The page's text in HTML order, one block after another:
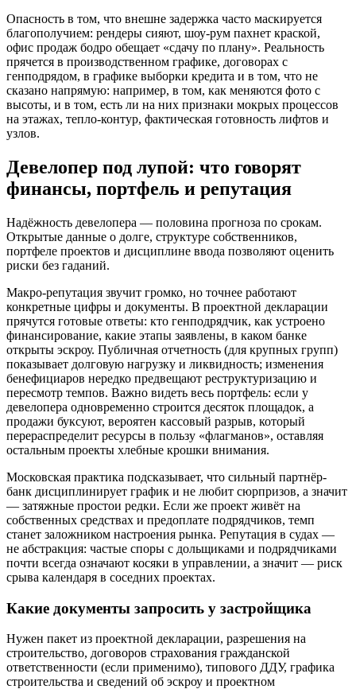
Опасность в том, что внешне задержка часто маскируется
благополучием: рендеры сияют, шоу-рум пахнет краской,
офис продаж бодро обещает «сдачу по плану». Реальность
прячется в производственном графике, договорах с
генподрядом, в графике выборки кредита и в том, что не
сказано напрямую: например, в том, как меняются фото с
высоты, и в том, есть ли на них признаки мокрых процессов
на этажах, тепло-контур, фактическая готовность лифтов и
узлов.
Девелопер под лупой: что говорят
финансы, портфель и репутация
Надёжность девелопера — половина прогноза по срокам.
Открытые данные о долге, структуре собственников,
портфеле проектов и дисциплине ввода позволяют оценить
риски без гаданий.
Макро-репутация звучит громко, но точнее работают
конкретные цифры и документы. В проектной декларации
прячутся готовые ответы: кто генподрядчик, как устроено
финансирование, какие этапы заявлены, в каком банке
открыты эскроу. Публичная отчетность (для крупных групп)
показывает долговую нагрузку и ликвидность; изменения
бенефициаров нередко предвещают реструктуризацию и
пересмотр темпов. Важно видеть весь портфель: если у
девелопера одновременно строится десяток площадок, а
продажи буксуют, вероятен кассовый разрыв, который
перераспределит ресурсы в пользу «флагманов», оставляя
остальным проекты хлебные крошки внимания.
Московская практика подсказывает, что сильный партнёр-
банк дисциплинирует график и не любит сюрпризов, а значит
— затяжные простои редки. Если же проект живёт на
собственных средствах и предоплате подрядчиков, темп
станет заложником настроения рынка. Репутация в судах —
не абстракция: частые споры с дольщиками и подрядчиками
почти всегда означают косяки в управлении, а значит — риск
срыва календаря в соседних проектах.
Какие документы запросить у застройщика
Нужен пакет из проектной декларации, разрешения на
строительство, договоров страхования гражданской
ответственности (если применимо), типового ДДУ, графика
строительства и сведений об эскроу и проектном